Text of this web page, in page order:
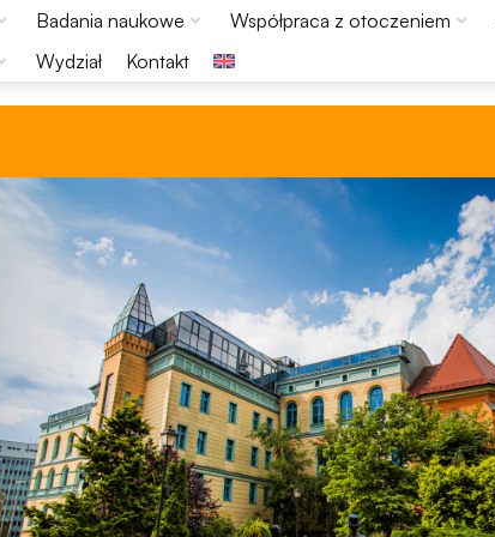
Badania naukowe Współpraca z otoczeniem
Wydział Kontakt
Konieczne
Te pliki cookie
nie są
opcjonalne. Są
one potrzebne